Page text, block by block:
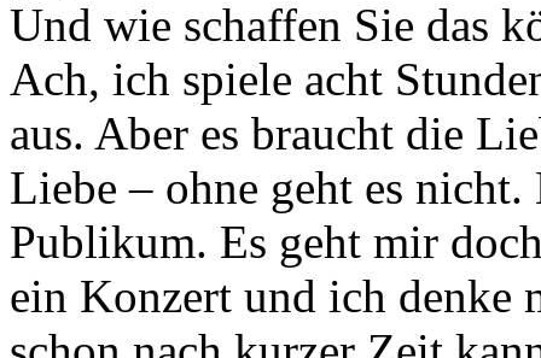
Und wie schaffen Sie das
Ach, ich spiele acht
aus. Aber es braucht die
Liebe – ohne geht es
Publikum. Es geht mir
ein Konzert und ich denke